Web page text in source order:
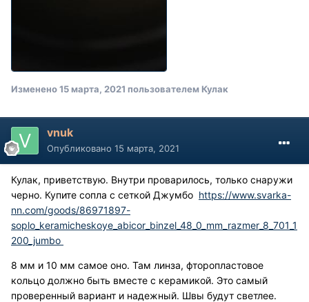
Изменено15 марта, 2021 пользователем Кулак
vnuk
Опубликовано 15 марта, 2021
Кулак, приветствую. Внутри проварилось, только снаружи
черно. Купите сопла с сеткой Джумбо https://www.svarka-
nn.com/goods/86971897-
soplo_keramicheskoye_abicor_binzel_48_0_mm_razmer_8_701_1
200_jumbo
8 мм и 10 мм самое оно. Там линза, фторопластовое
кольцо должно быть вместе с керамикой. Это самый
проверенный вариант и надежный. Швы будут светлее.